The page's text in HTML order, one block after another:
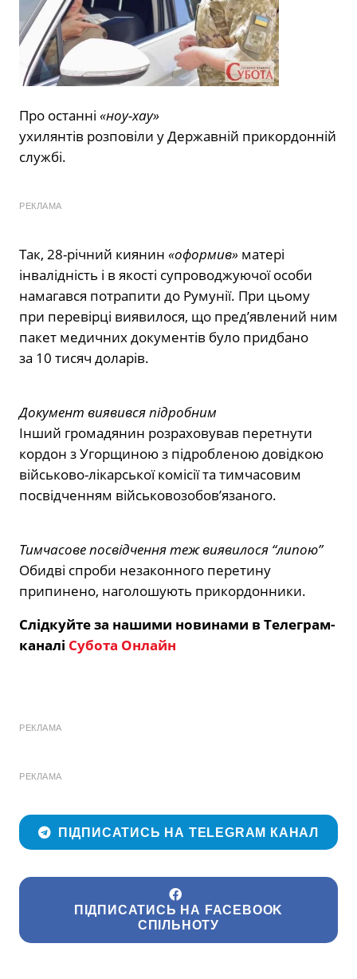
Про останні «ноу-хау»
ухилянтів розповіли у Державній прикордонній
службі.
РЕКЛАМА
Так, 28-річний киянин «оформив» матері
інвалідність і в якості супроводжуючої особи
намагався потрапити до Румунії. При цьому
при перевірці виявилося, що пред’явлений ним
пакет медичних документів було придбано
за 10 тисяч доларів.
Документ виявився підробним
Інший громадянин розраховував перетнути
кордон з Угорщиною з підробленою довідкою
військово-лікарської комісії та тимчасовим
посвідченням військовозобов’язаного.
Тимчасове посвідчення теж виявилося “липою”
Обидві спроби незаконного перетину
припинено, наголошують прикордонники.
Слідкуйте за нашими новинами в Телеграм-
каналі Субота Онлайн
РЕКЛАМА
РЕКЛАМА
ПІДПИСАТИСЬ НА TELEGRAM КАНАЛ
ПІДПИСАТИСЬ НА FACEBOOK
СПІЛЬНОТУ